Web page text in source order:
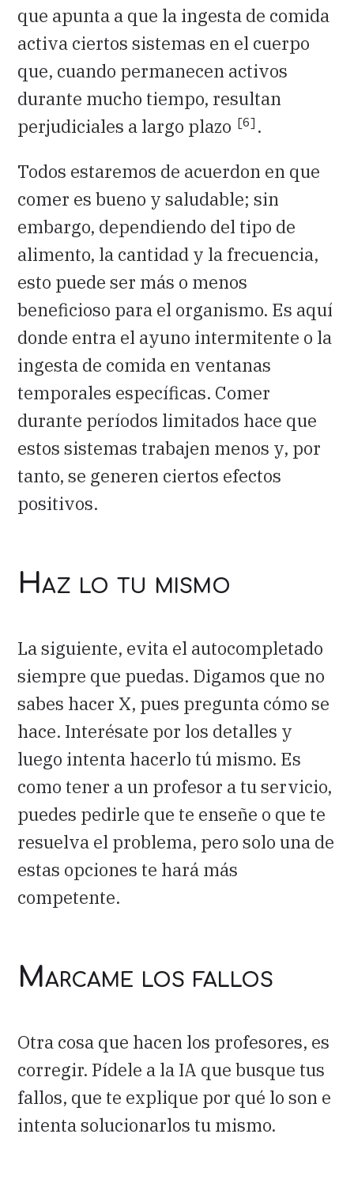
que apunta a que la ingesta de comida
activa ciertos sistemas en el cuerpo
que, cuando permanecen activos
durante mucho tiempo, resultan
perjudiciales a largo plazo [6] .
Todos estaremos de acuerdon en que
comer es bueno y saludable; sin
embargo, dependiendo del tipo de
alimento, la cantidad y la frecuencia,
esto puede ser más o menos
beneficioso para el organismo. Es aquí
donde entra el ayuno intermitente o la
ingesta de comida en ventanas
temporales específicas. Comer
durante períodos limitados hace que
estos sistemas trabajen menos y, por
tanto, se generen ciertos efectos
positivos.
Haz lo tu mismo
La siguiente, evita el autocompletado
siempre que puedas. Digamos que no
sabes hacer X, pues pregunta cómo se
hace. Interésate por los detalles y
luego intenta hacerlo tú mismo. Es
como tener a un profesor a tu servicio,
puedes pedirle que te enseñe o que te
resuelva el problema, pero solo una de
estas opciones te hará más
competente.
Marcame los fallos
Otra cosa que hacen los profesores, es
corregir. Pídele a la IA que busque tus
fallos, que te explique por qué lo son e
intenta solucionarlos tu mismo.